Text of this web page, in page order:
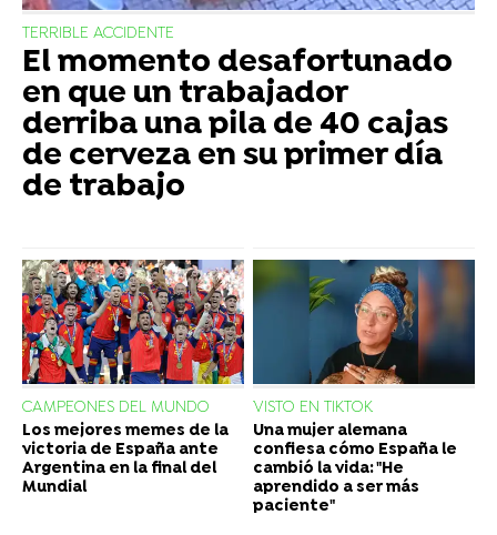
TERRIBLE ACCIDENTE
El momento desafortunado
en que un trabajador
derriba una pila de 40 cajas
de cerveza en su primer día
de trabajo
CAMPEONES DEL MUNDO
Los mejores memes de la
victoria de España ante
Argentina en la final del
Mundial
VISTO EN TIKTOK
Una mujer alemana
confiesa cómo España le
cambió la vida: "He
aprendido a ser más
paciente"